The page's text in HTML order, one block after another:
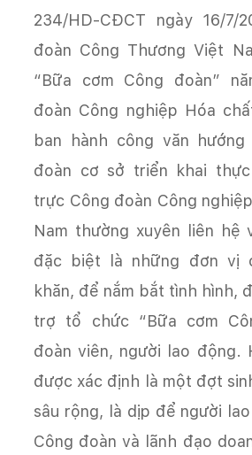
234/HD-CĐCT ngày 16/7/
đoàn Công Thương Việt
“Bữa cơm Công đoàn”
đoàn Công nghiệp Hóa
ban hành công văn
đoàn cơ sở triển khai
trực Công đoàn Công
Nam thường xuyên liên hệ
đặc biệt là những đơn vị
khăn, để nắm bắt tình hình,
trợ tổ chức “Bữa cơm
đoàn viên, người lao động.
được xác định là một đợt
sâu rộng, là dịp để người
Công đoàn và lãnh đạo